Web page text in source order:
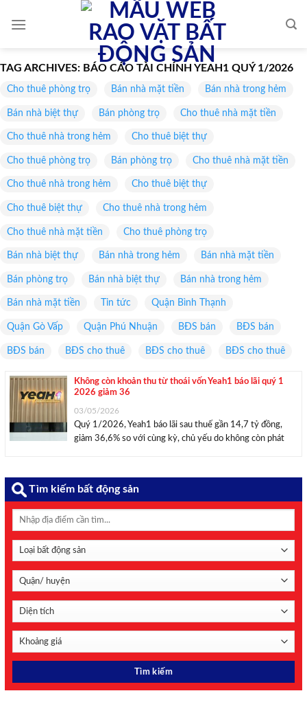
TAG ARCHIVES: BÁO CÁO TÀI CHÍNH YEAH1 QUÝ 1/2026
Cho thuê phòng trọ Bán nhà mặt tiền Bán nhà trong hẻm
Bán nhà biệt thự Bán phòng trọ Cho thuê nhà mặt tiền
Cho thuê nhà trong hẻm Cho thuê biệt thự
Cho thuê phòng trọ Bán phòng trọ Cho thuê nhà mặt tiền
Cho thuê nhà trong hẻm Cho thuê biệt thự
Cho thuê biệt thự Cho thuê nhà trong hẻm
Cho thuê nhà mặt tiền Cho thuê phòng trọ
Bán nhà biệt thự Bán nhà trong hẻm Bán nhà mặt tiền
Bán phòng trọ Bán nhà biệt thự Bán nhà trong hẻm
Bán nhà mặt tiền Tin tức Quận Bình Thạnh
Quận Gò Vấp Quận Phú Nhuận BĐS bán BĐS bán
BĐS bán BĐS cho thuê BĐS cho thuê BĐS cho thuê
Không còn khoản thu từ thoái vốn Yeah1 báo lãi quý 1
2026 giảm 36
03/05/2026
Quý 1/2026, Yeah1 báo lãi sau thuế gần 14,7 tỷ đồng,
giảm 36,6% so với cùng kỳ, chủ yếu do không còn phát
Tìm kiếm bất động sản